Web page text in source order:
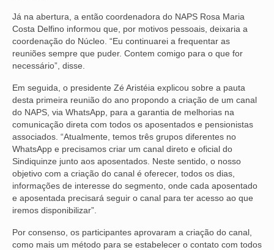
PRESIDENTE PRUDENTE
RIBEIRÃO PRETO
SÃO JOSÉ DOS CAMPOS
SÃO JOSÉ DO RIO PRETO
SOROCABA
NOTÍCIAS
BOLETIM
VÍDEOS
CONVÊNIOS
SINDICALIZE-SE
Já na abertura, a então coordenadora do NAPS Rosa Maria
Costa Delfino informou que, por motivos pessoais, deixaria a
coordenação do Núcleo. “Eu continuarei a frequentar as
reuniões sempre que puder. Contem comigo para o que for
necessário”, disse.
Em seguida, o presidente Zé Aristéia explicou sobre a pauta
desta primeira reunião do ano propondo a criação de um canal
do NAPS, via WhatsApp, para a garantia de melhorias na
comunicação direta com todos os aposentados e pensionistas
associados. “Atualmente, temos três grupos diferentes no
WhatsApp e precisamos criar um canal direto e oficial do
Sindiquinze junto aos aposentados. Neste sentido, o nosso
objetivo com a criação do canal é oferecer, todos os dias,
informações de interesse do segmento, onde cada aposentado
e aposentada precisará seguir o canal para ter acesso ao que
iremos disponibilizar”.
Por consenso, os participantes aprovaram a criação do canal,
como mais um método para se estabelecer o contato com todos